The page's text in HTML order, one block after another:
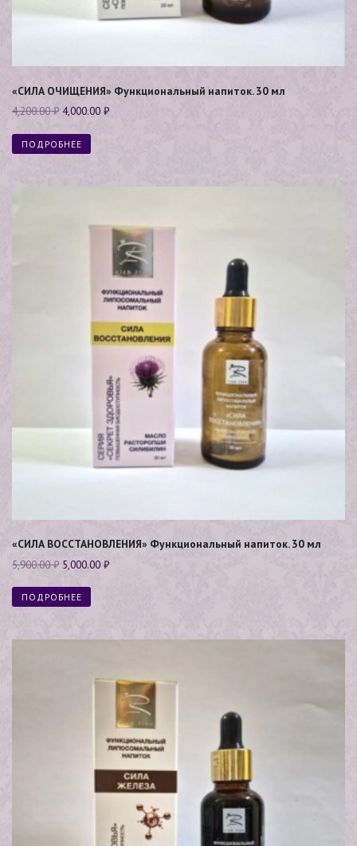
«СИЛА ОЧИЩЕНИЯ» Функциональный напиток. 30 мл
4,200.00₽ 4,000.00 ₽
ПОДРОБНЕЕ
«СИЛА ВОССТАНОВЛЕНИЯ» Функциональный напиток. 30 мл
5,900.00₽ 5,000.00 ₽
ПОДРОБНЕЕ